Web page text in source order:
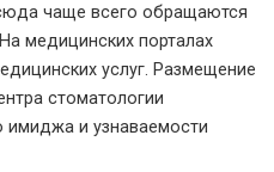
чаще всего обращаются
медицинских порталах
услуг. Размещение
стоматологии
и узнаваемости